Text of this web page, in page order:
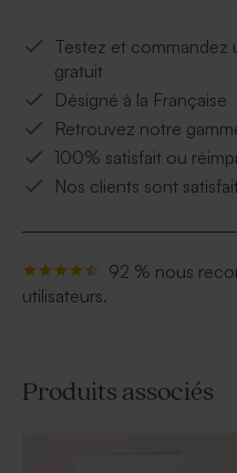
Testez et commandez
gratuit
Désigné à la Française
Retrouvez notre
100% satisfait ou
Nos clients sont
92 % nous
utilisateurs.
Produits associés